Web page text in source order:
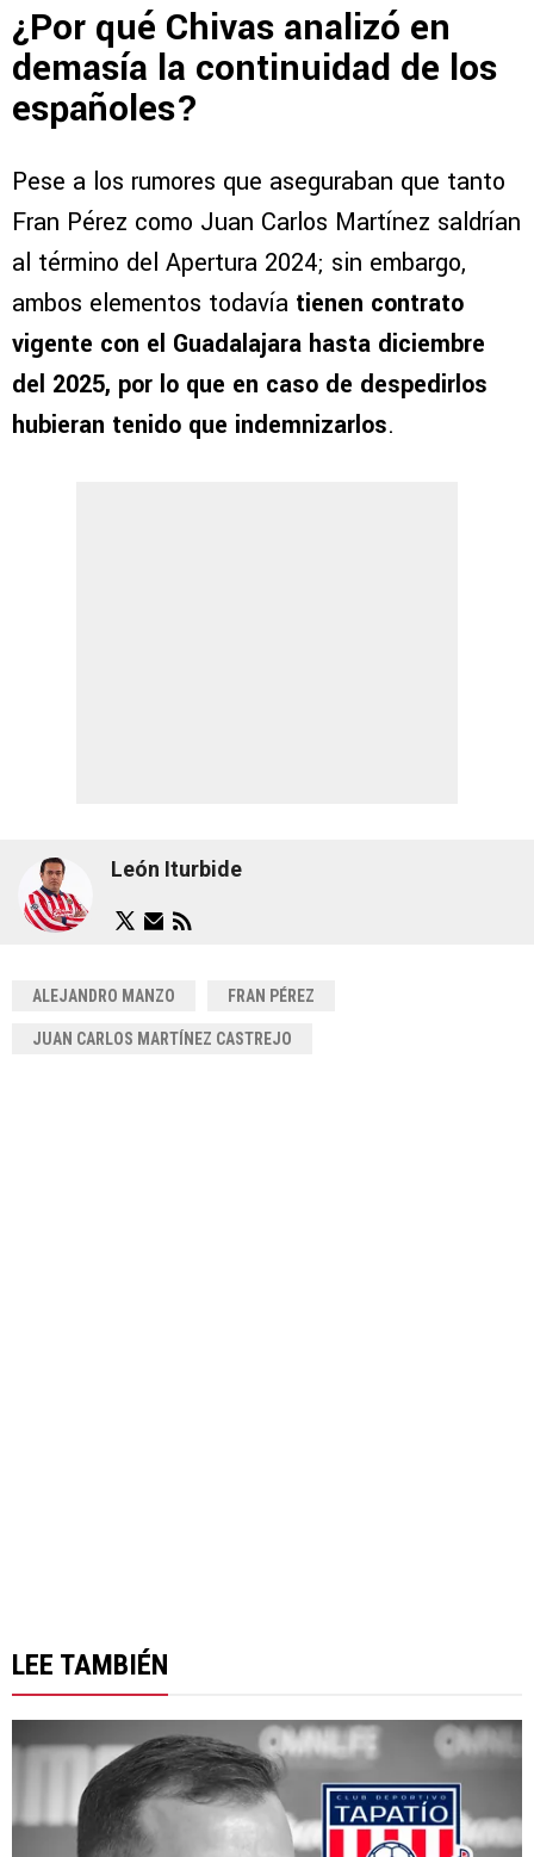
¿Por qué Chivas analizó en
demasía la continuidad de los
españoles?
Pese a los rumores que aseguraban que tanto
Fran Pérez como Juan Carlos Martínez saldrían
al término del Apertura 2024; sin embargo,
ambos elementos todavía tienen contrato
vigente con el Guadalajara hasta diciembre
del 2025, por lo que en caso de despedirlos
hubieran tenido que indemnizarlos.
León Iturbide
ALEJANDRO MANZO FRAN PÉREZ
JUAN CARLOS MARTÍNEZ CASTREJO
LEE TAMBIÉN